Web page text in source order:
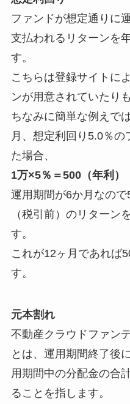
ファンドが想定通りに
支払われるリターンを
す。
こちらは登録サイトに
ンが用意されていたり
ちなみに簡単な例えで
月、想定利回り5.0％の
た場合、
1万×5％＝500（年利）
運用期間が6か月なの
（税引前）のリターン
す。
これが12ヶ月であれば
す。
元本割れ
不動産クラウドファン
とは、運用期間終了後
用期間中の分配金の合
ることを指します。